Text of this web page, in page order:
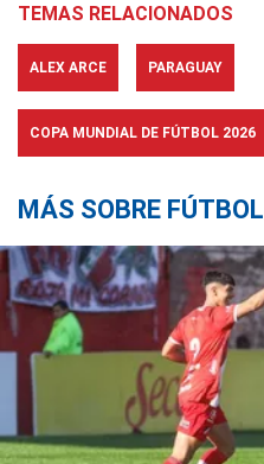
TEMAS RELACIONADOS
ALEX ARCE PARAGUAY
COPA MUNDIAL DE FÚTBOL 2026
MÁS SOBRE FÚTBOL